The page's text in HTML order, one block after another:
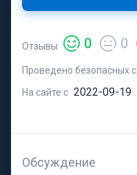
Отзывы 0 0
Проведено безопасных
На сайте с 2022-09-19
Обсуждение